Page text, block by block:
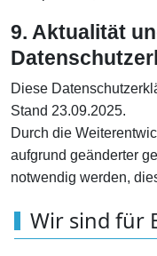
9. Aktualität
Diese
Stand 23.09.2025.
Durch die
aufgrund geänderter
notwendig werden,
Wir sind für